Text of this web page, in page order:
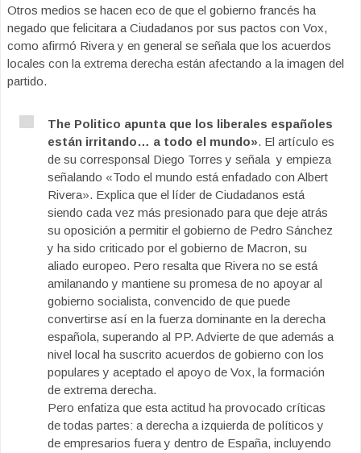
Otros medios se hacen eco de que el gobierno francés ha
negado que felicitara a Ciudadanos por sus pactos con Vox,
como afirmó Rivera y en general se señala que los acuerdos
locales con la extrema derecha están afectando a la imagen del
partido.
The Politico apunta que los liberales españoles
están irritando… a todo el mundo». El artículo es
de su corresponsal Diego Torres y señala y empieza
señalando «Todo el mundo está enfadado con Albert
Rivera». Explica que el líder de Ciudadanos está
siendo cada vez más presionado para que deje atrás
su oposición a permitir el gobierno de Pedro Sánchez
y ha sido criticado por el gobierno de Macron, su
aliado europeo. Pero resalta que Rivera no se está
amilanando y mantiene su promesa de no apoyar al
gobierno socialista, convencido de que puede
convertirse así en la fuerza dominante en la derecha
española, superando al PP. Advierte de que además a
nivel local ha suscrito acuerdos de gobierno con los
populares y aceptado el apoyo de Vox, la formación
de extrema derecha.
Pero enfatiza que esta actitud ha provocado críticas
de todas partes: a derecha a izquierda de políticos y
de empresarios fuera y dentro de España, incluyendo